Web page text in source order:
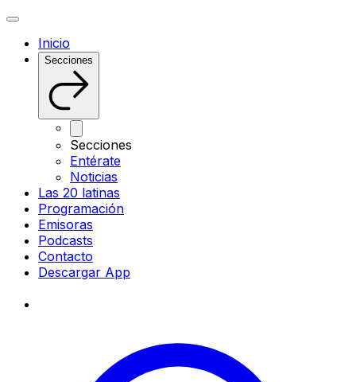
Inicio
Secciones
Secciones
Entérate
Noticias
Las 20 latinas
Programación
Emisoras
Podcasts
Contacto
Descargar App